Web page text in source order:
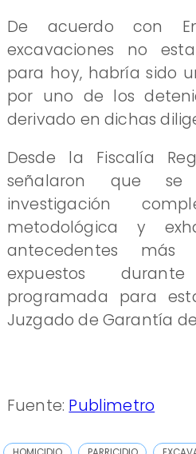
De acuerdo con
excavaciones no
para hoy, habría sido
por uno de los
derivado en dichas
Desde la Fiscalía
señalaron que
investigación
metodológica y
antecedentes más
expuestos
programada para
Juzgado de Garantía de
Fuente: Publimetro